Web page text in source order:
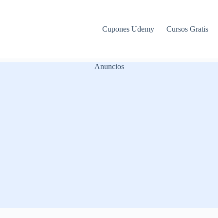
Cupones Udemy Cursos Gratis
Anuncios